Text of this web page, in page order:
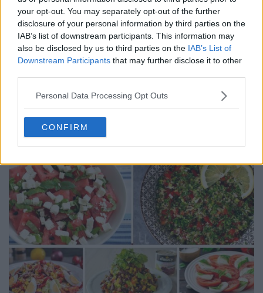
your opt-out. You may separately opt-out of the further
disclosure of your personal information by third parties on the
IAB’s list of downstream participants. This information may
also be disclosed by us to third parties on the IAB’s List of
Downstream Participants that may further disclose it to other
Personal Data Processing Opt Outs
CONFIRM
Pui cu sos de ardei copți – rețetă video și pas cu pas
25.07.2026
ULTIMELE ȘTIRI